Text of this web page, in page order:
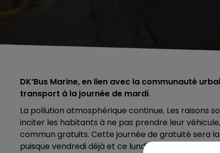
DK’Bus Marine, en lien avec la communauté
transport à la journée de mardi.
La pollution atmosphérique continue. Les raisons
inciter les habitants à ne pas prendre leur
commun gratuits. Cette journée de gratuité sera
puisque vendredi déjà et ce lundi encore les bus